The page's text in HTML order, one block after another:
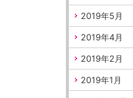
2019年5月
2019年4月
2019年2月
2019年1月